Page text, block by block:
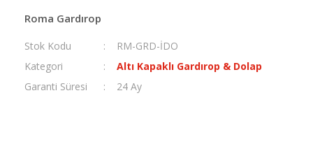
Roma Gardırop
Stok Kodu
RM-GRD-İDO
Kategori
Altı Kapaklı Gardırop & Dolap
Garanti Süresi
24 Ay